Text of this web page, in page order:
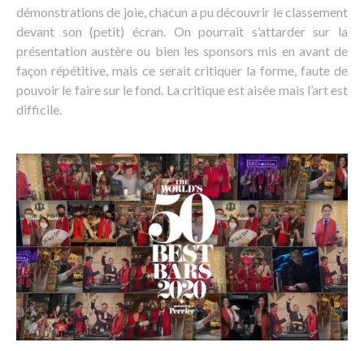
démonstrations de joie, chacun a pu découvrir le classement
devant son (petit) écran. On pourrait s’attarder sur la
présentation austère ou bien les sponsors mis en avant de
façon répétitive, mais ce serait critiquer la forme, faute de
pouvoir le faire sur le fond. La critique est aisée mais l’art est
difficile.